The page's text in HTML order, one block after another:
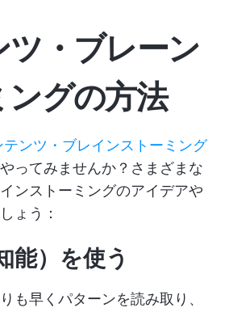
ツ・ブレーン
ングの方法
テンツ・ブレインストーミング
ってみませんか？さまざまな
ンストーミングのアイデアや
ょう：
能）を使う
も早くパターンを読み取り、